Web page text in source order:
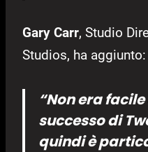
Gary Carr, Studio
Studios, ha aggiunto:
“Non era
successo di
quindi è